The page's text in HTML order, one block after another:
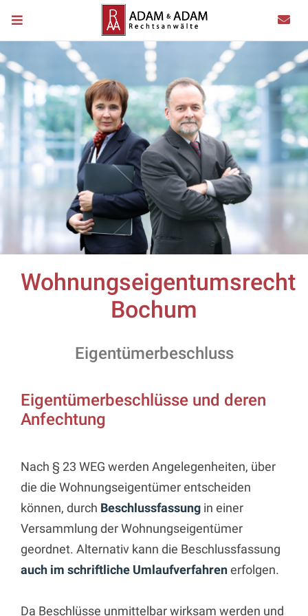
Wohnungseigentumsrecht
Bochum
Eigentümerbeschluss
Eigentümerbeschlüsse und deren
Anfechtung
Nach § 23 WEG werden Angelegenheiten, über
die die Wohnungseigentümer entscheiden
können, durch Beschlussfassung in einer
Versammlung der Wohnungseigentümer
geordnet. Alternativ kann die Beschlussfassung
auch im schriftliche Umlaufverfahrenerfolgen.
Da Beschlüsse unmittelbar wirksam werden und